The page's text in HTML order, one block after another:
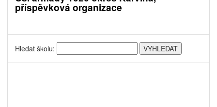
příspěvková organizace
Hledat školu: